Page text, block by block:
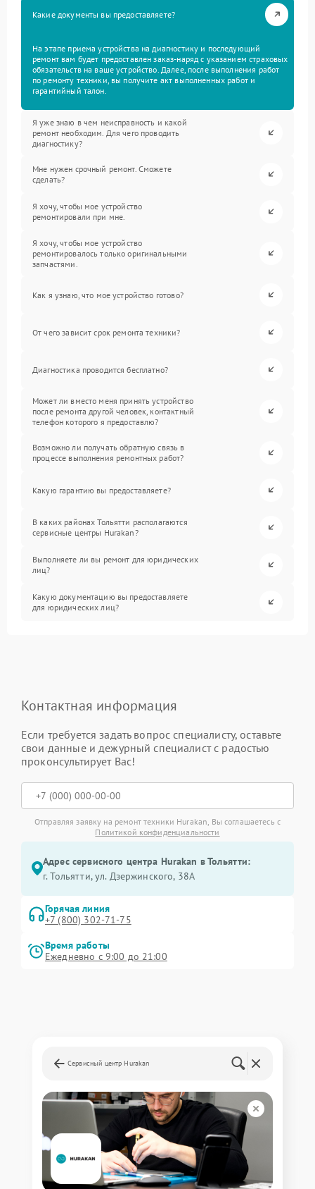
Какие документы вы предоставляете?
На этапе приема устройства на диагностику и последующий
ремонт вам будет предоставлен заказ-наряд с указанием страховых
обязательств на ваше устройство. Далее, после выполнения работ
по ремонту техники, вы получите акт выполненных работ и
гарантийный талон.
Я уже знаю в чем неисправность и какой
ремонт необходим. Для чего проводить
диагностику?
Мне нужен срочный ремонт. Сможете
сделать?
Я хочу, чтобы мое устройство
ремонтировали при мне.
Я хочу, чтобы мое устройство
ремонтировалось только оригинальными
запчастями.
Как я узнаю, что мое устройство готово?
От чего зависит срок ремонта техники?
Диагностика проводится бесплатно?
Может ли вместо меня принять устройство
после ремонта другой человек, контактный
телефон которого я предоставлю?
Возможно ли получать обратную связь в
процессе выполнения ремонтных работ?
Какую гарантию вы предоставляете?
В каких районах Тольятти располагаются
сервисные центры Hurakan?
Выполняете ли вы ремонт для юридических
лиц?
Какую документацию вы предоставляете
для юридических лиц?
Контактная информация
Если требуется задать вопрос специалисту, оставьте
свои данные и дежурный специалист с радостью
проконсультирует Вас!
Отправляя заявку на ремонт техники Hurakan, Вы соглашаетесь с
Политикой конфиденциальности
Адрес сервисного центра Hurakan в Тольятти:
г. Тольятти, ул. Дзержинского, 38А
Горячая линия
+7 (800) 302-71-75
Время работы
Ежедневно с 9:00 до 21:00
Сервисный центр Hurakan